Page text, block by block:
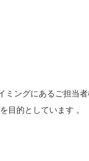
ミングにあるご担当
目的としています 。